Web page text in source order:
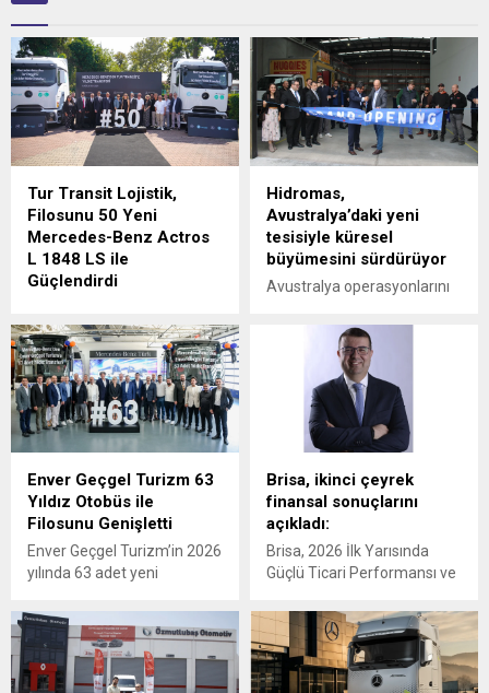
Tur Transit Lojistik,
Filosunu 50 Yeni
Mercedes-Benz Actros
L 1848 LS ile
Güçlendirdi
yılından bu yana uluslararası
lojistik alanında faaliyet
gösteren Tur Transit
Lojistik’e 50 adet Mercedes-
Benz Actros L 1848 LS
teslimatı gerçekleştirdi.
Hidromas,
Avustralya’daki yeni
tesisiyle küresel
büyümesini sürdürüyor
Avustralya operasyonlarını
Epping'deki yeni tesisinin
açılışıyla güçlendiren
Hidromas, küresel çapta
genişlemeye devam ediyor.
Enver Geçgel Turizm 63
Yıldız Otobüs ile
Filosunu Genişletti
Enver Geçgel Turizm’in 2026
yılında 63 adet yeni
yatırımı ile, şirketin
filosundaki Mercedes-Benz
araçların oranı yüzde 83’e
ulaştı.
Brisa, ikinci çeyrek
finansal sonuçlarını
açıkladı:
Brisa, 2026 İlk Yarısında
Güçlü Ticari Performansı ve
Finansal Görünümünü
Güçlendirdi